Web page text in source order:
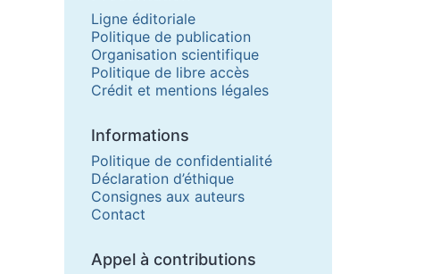
Ligne éditoriale
Politique de publication
Organisation scientifique
Politique de libre accès
Crédit et mentions légales
Informations
Politique de confidentialité
Déclaration d’éthique
Consignes aux auteurs
Contact
Appel à contributions